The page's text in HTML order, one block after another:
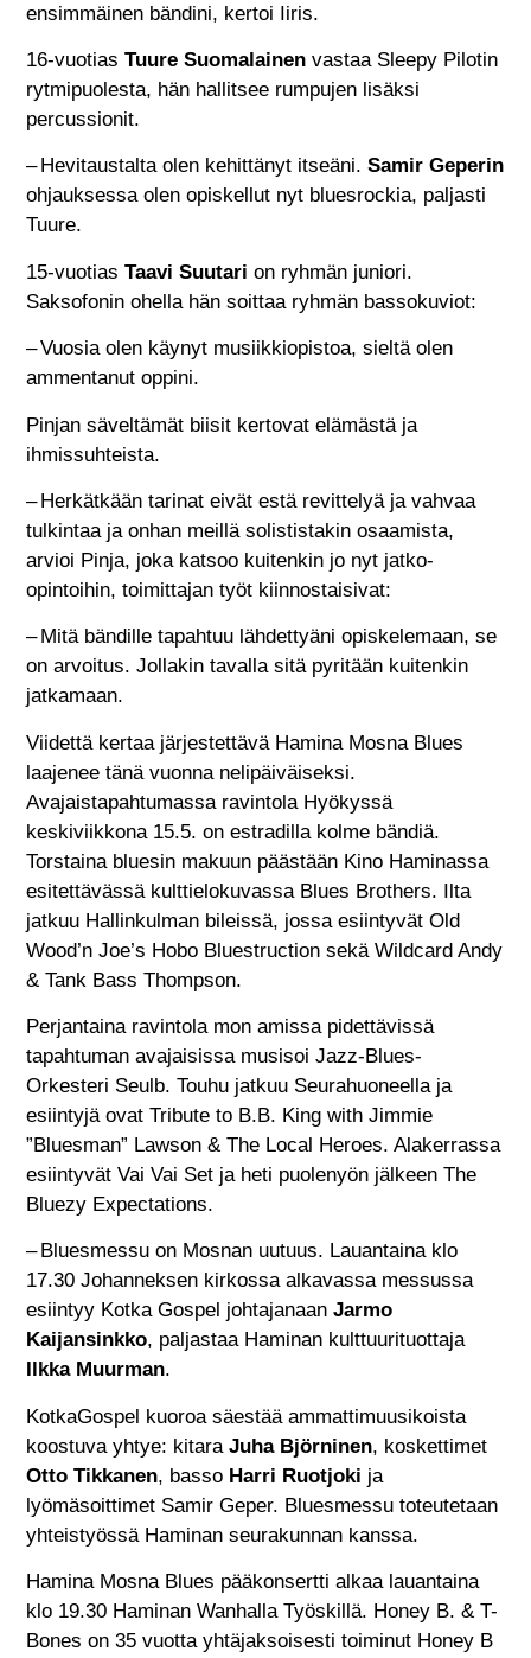
ensimmäinen bändini, kertoi Iiris.
16-vuotiasTuure Suomalainen vastaa Sleepy Pilotin
rytmipuolesta, hän hallitsee rumpujen lisäksi
percussionit.
– Hevitaustalta olen kehittänyt itseäni.Samir Geperin
ohjauksessa olen opiskellut nyt bluesrockia, paljasti
Tuure.
15-vuotiasTaavi Suutari on ryhmän juniori.
Saksofonin ohella hän soittaa ryhmän bassokuviot:
– Vuosia olen käynyt musiikkiopistoa, sieltä olen
ammentanut oppini.
Pinjan säveltämät biisit kertovat elämästä ja
ihmissuhteista.
– Herkätkään tarinat eivät estä revittelyä ja vahvaa
tulkintaa ja onhan meillä solististakin osaamista,
arvioi Pinja, joka katsoo kuitenkin jo nyt jatko-
opintoihin, toimittajan työt kiinnostaisivat:
– Mitä bändille tapahtuu lähdettyäni opiskelemaan, se
on arvoitus. Jollakin tavalla sitä pyritään kuitenkin
jatkamaan.
Viidettä kertaa järjestettävä Hamina Mosna Blues
laajenee tänä vuonna nelipäiväiseksi.
Avajaistapahtumassa ravintola Hyökyssä
keskiviikkona 15.5. on estradilla kolme bändiä.
Torstaina bluesin makuun päästään Kino Haminassa
esitettävässä kulttielokuvassa Blues Brothers. Ilta
jatkuu Hallinkulman bileissä, jossa esiintyvät Old
Wood’n Joe’s Hobo Bluestruction sekä Wildcard Andy
& Tank Bass Thompson.
Perjantaina ravintola mon ­amissa pidettävissä
tapahtuman avajaisissa musisoi Jazz-Blues-
Orkesteri Seulb. Touhu jatkuu Seurahuoneella ja
esiintyjä ovat Tribute to B.B. King with Jimmie
”Bluesman” Lawson & The Local Heroes. Alakerrassa
esiintyvät Vai Vai Set ja heti puolenyön jälkeen The
Bluezy Expectations.
– Bluesmessu on Mosnan uutuus. Lauantaina klo
17.30 Johanneksen kirkossa alkavassa messussa
esiintyy Kotka Gospel johtajanaanJarmo
Kaijansinkko, paljastaa Haminan kulttuurituottaja
Ilkka Muurman.
KotkaGospel kuoroa säestää ammattimuusikoista
koostuva yhtye: kitaraJuha Björninen, koskettimet
Otto Tikkanen, basso Harri Ruotjoki ja
lyömäsoittimet Samir Geper. Bluesmessu toteutetaan
yhteistyössä Haminan seurakunnan kanssa.
Hamina Mosna Blues pääkonsertti alkaa lauantaina
klo 19.30 Haminan Wanhalla Työskillä. Honey B. & T-
Bones on 35 vuotta yhtäjaksoisesti toiminut Honey B